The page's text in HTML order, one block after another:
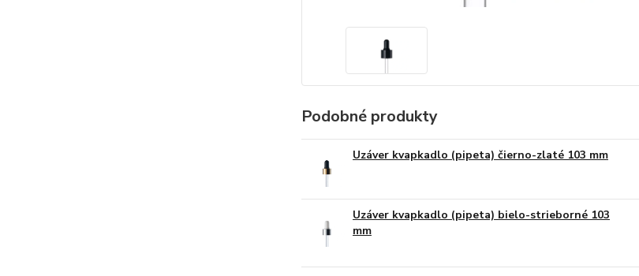
Podobné produkty
Uzáver kvapkadlo (pipeta) čierno-zlaté 103 mm
Uzáver kvapkadlo (pipeta) bielo-strieborné 103
mm